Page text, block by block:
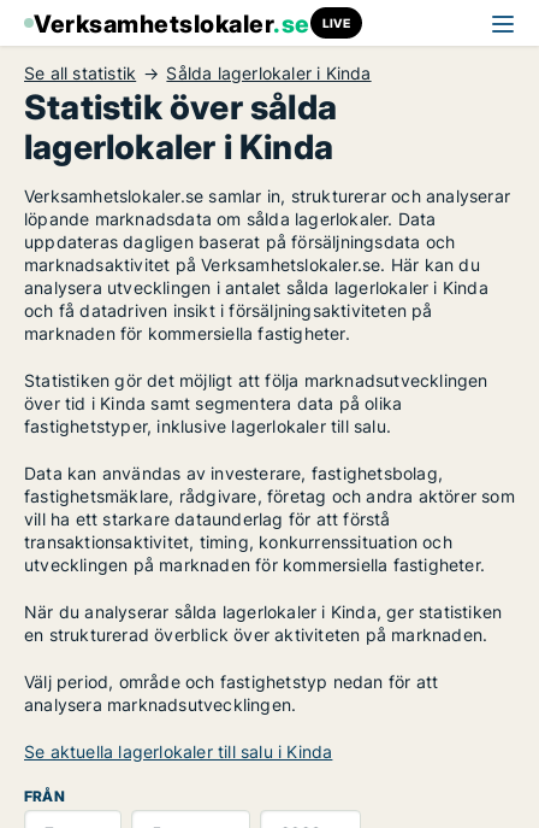
Verksamhetslokaler.se LIVE
Se all statistik Sålda lagerlokaler i Kinda
Statistik över sålda
lagerlokaler i Kinda
Verksamhetslokaler.se samlar in, strukturerar och analyserar
löpande marknadsdata om sålda lagerlokaler. Data
uppdateras dagligen baserat på försäljningsdata och
marknadsaktivitet på Verksamhetslokaler.se. Här kan du
analysera utvecklingen i antalet sålda lagerlokaler i Kinda
och få datadriven insikt i försäljningsaktiviteten på
marknaden för kommersiella fastigheter.
Statistiken gör det möjligt att följa marknadsutvecklingen
över tid i Kinda samt segmentera data på olika
fastighetstyper, inklusive lagerlokaler till salu.
Data kan användas av investerare, fastighetsbolag,
fastighetsmäklare, rådgivare, företag och andra aktörer som
vill ha ett starkare dataunderlag för att förstå
transaktionsaktivitet, timing, konkurrenssituation och
utvecklingen på marknaden för kommersiella fastigheter.
När du analyserar sålda lagerlokaler i Kinda, ger statistiken
en strukturerad överblick över aktiviteten på marknaden.
Välj period, område och fastighetstyp nedan för att
analysera marknadsutvecklingen.
Se aktuella lagerlokaler till salu i Kinda
FRÅN